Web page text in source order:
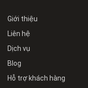
Giới thiệu
Liên hệ
Dịch vụ
Blog
Hỗ trợ khách hàng